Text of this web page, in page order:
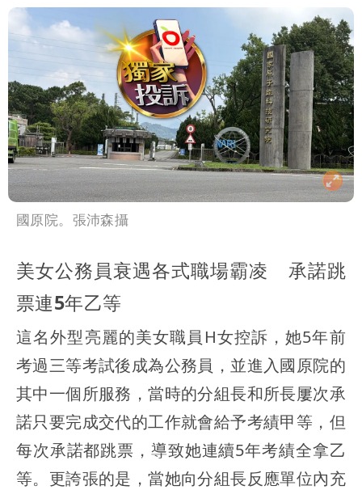
國原院。張沛森攝
美女公務員衰遇各式職場霸凌 承諾跳
票連5年乙等
這名外型亮麗的美女職員H女控訴，她5年前
考過三等考試後成為公務員，並進入國原院的
其中一個所服務，當時的分組長和所長屢次承
諾只要完成交代的工作就會給予考績甲等，但
每次承諾都跳票，導致她連續5年考績全拿乙
等。更誇張的是，當她向分組長反應單位內充